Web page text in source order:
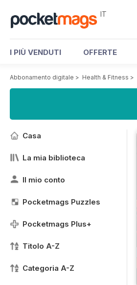
IT
I PIÙ VENDUTI OFFERTE
Abbonamento digitale > Health & Fitness >
Casa
La mia biblioteca
Il mio conto
Pocketmags Puzzles
Pocketmags Plus+
Titolo A-Z
Categoria A-Z